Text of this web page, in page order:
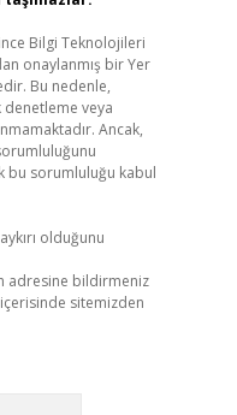
Bilgi Teknolojileri
onaylanmış bir Yer
Bu nedenle,
veya
Ancak,
bu sorumluluğu kabul
olduğunu
adresine bildirmeniz
sitemizden